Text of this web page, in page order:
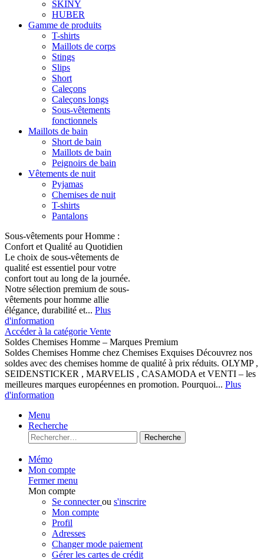
SKINY
HUBER
Gamme de produits
T-shirts
Maillots de corps
Stings
Slips
Short
Caleçons
Caleçons longs
Sous-vêtements
fonctionnels
Maillots de bain
Short de bain
Maillots de bain
Peignoirs de bain
Vêtements de nuit
Pyjamas
Chemises de nuit
T-shirts
Pantalons
Sous-vêtements pour Homme :
Confort et Qualité au Quotidien
Le choix de sous-vêtements de
qualité est essentiel pour votre
confort tout au long de la journée.
Notre sélection premium de sous-
vêtements pour homme allie
élégance, durabilité et... Plus
d'information
Accéder à la catégorie Vente
Soldes Chemises Homme – Marques Premium
Soldes Chemises Homme chez Chemises Exquises Découvrez nos
soldes avec des chemises homme de qualité à prix réduits. OLYMP ,
SEIDENSTICKER , MARVELIS , CASAMODA et VENTI – les
meilleures marques européennes en promotion. Pourquoi... Plus
d'information
Menu
Recherche
Recherche
Mémo
Mon compte
Fermer menu
Mon compte
Se connecterou s'inscrire
Mon compte
Profil
Adresses
Changer mode paiement
Gérer les cartes de crédit